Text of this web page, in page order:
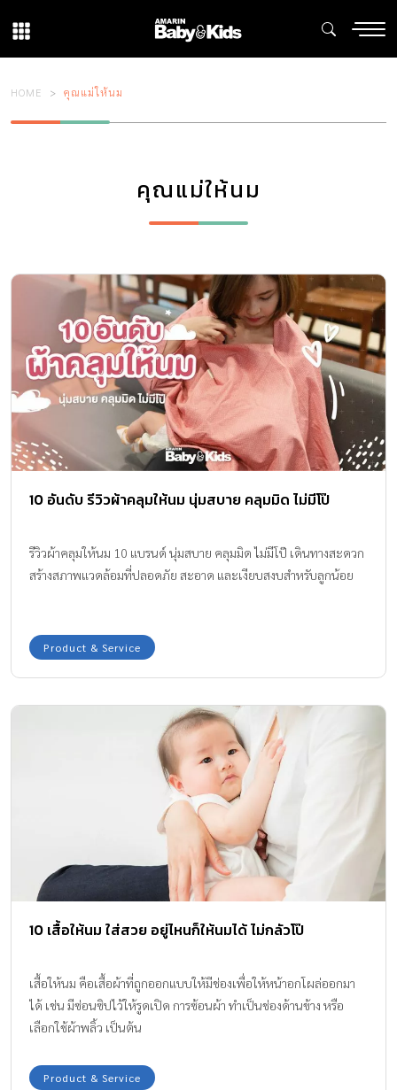
HOME คุณแม่ให้นม
คุณแม่ให้นม
10 อันดับ รีวิวผ้าคลุมให้นม นุ่มสบาย คลุมมิด ไม่มีโป๊
รีวิวผ้าคลุมให้นม 10 แบรนด์ นุ่มสบาย คลุมมิด ไม่มีโป๊ เดินทางสะดวก
สร้างสภาพแวดล้อมที่ปลอดภัย สะอาด และเงียบสงบสำหรับลูกน้อย
Product & Service
10 เสื้อให้นม ใส่สวย อยู่ไหนก็ให้นมได้ ไม่กลัวโป๊
เสื้อให้นม คือเสื้อผ้าที่ถูกออกแบบให้มีช่องเพื่อให้หน้าอกโผล่ออกมา
ได้ เช่น มีซ่อนซิปไว้ให้รูดเปิด การซ้อนผ้า ทำเป็นช่องด้านข้าง หรือ
เลือกใช้ผ้าพลิ้ว เป็นต้น
Product & Service